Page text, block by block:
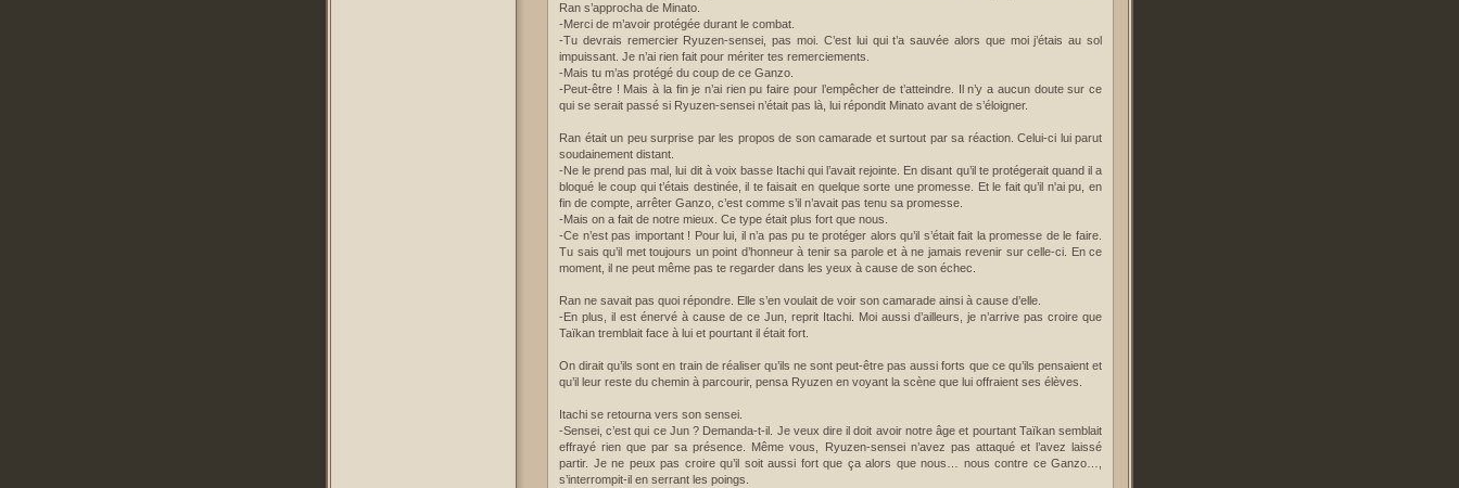
Ran s’approcha de Minato.
-Merci de m’avoir protégée durant le combat.
-Tu devrais remercier Ryuzen-sensei, pas moi. C’est lui qui t’a sauvée alors que moi j’étais au sol
impuissant. Je n’ai rien fait pour mériter tes remerciements.
-Mais tu m’as protégé du coup de ce Ganzo.
-Peut-être ! Mais à la fin je n’ai rien pu faire pour l’empêcher de t’atteindre. Il n’y a aucun doute sur ce
qui se serait passé si Ryuzen-sensei n’était pas là, lui répondit Minato avant de s’éloigner.
Ran était un peu surprise par les propos de son camarade et surtout par sa réaction. Celui-ci lui parut
soudainement distant.
-Ne le prend pas mal, lui dit à voix basse Itachi qui l’avait rejointe. En disant qu’il te protégerait quand il a
bloqué le coup qui t’étais destinée, il te faisait en quelque sorte une promesse. Et le fait qu’il n'ai pu, en
fin de compte, arrêter Ganzo, c’est comme s’il n’avait pas tenu sa promesse.
-Mais on a fait de notre mieux. Ce type était plus fort que nous.
-Ce n’est pas important ! Pour lui, il n’a pas pu te protéger alors qu’il s’était fait la promesse de le faire.
Tu sais qu’il met toujours un point d’honneur à tenir sa parole et à ne jamais revenir sur celle-ci. En ce
moment, il ne peut même pas te regarder dans les yeux à cause de son échec.
Ran ne savait pas quoi répondre. Elle s’en voulait de voir son camarade ainsi à cause d’elle.
-En plus, il est énervé à cause de ce Jun, reprit Itachi. Moi aussi d’ailleurs, je n’arrive pas croire que
Taïkan tremblait face à lui et pourtant il était fort.
On dirait qu’ils sont en train de réaliser qu’ils ne sont peut-être pas aussi forts que ce qu’ils pensaient et
qu’il leur reste du chemin à parcourir, pensa Ryuzen en voyant la scène que lui offraient ses élèves.
Itachi se retourna vers son sensei.
-Sensei, c’est qui ce Jun ? Demanda-t-il. Je veux dire il doit avoir notre âge et pourtant Taïkan semblait
effrayé rien que par sa présence. Même vous, Ryuzen-sensei n’avez pas attaqué et l’avez laissé
partir. Je ne peux pas croire qu’il soit aussi fort que ça alors que nous… nous contre ce Ganzo…,
s’interrompit-il en serrant les poings.